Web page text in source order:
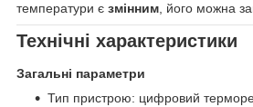
температури є змінним, його можна
Технічні характеристики
Загальні параметри
Тип пристрою: цифровий